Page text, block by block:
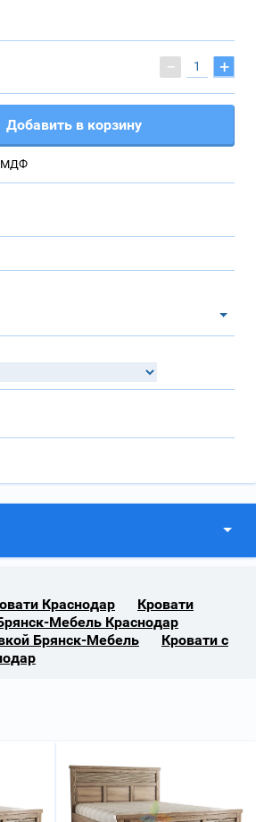
− +
Добавить в корзину
МДФ
Краснодар
Кровати
Мебель Краснодар
Брянск-Мебель
Кровати с